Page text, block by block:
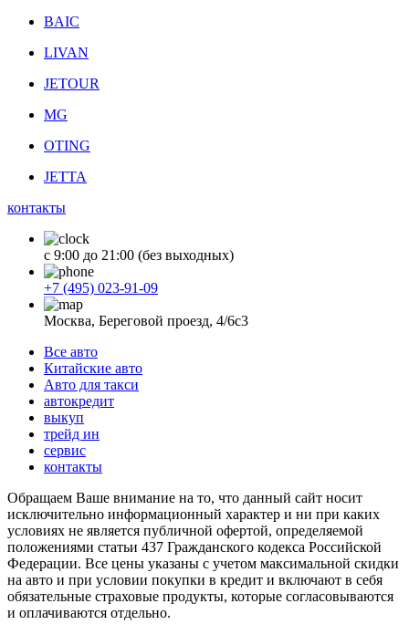
BAIC
LIVAN
JETOUR
MG
OTING
JETTA
контакты
с 9:00 до 21:00 (без выходных)
+7 (495) 023-91-09
Москва, Береговой проезд, 4/6с3
Все авто
Китайские авто
Авто для такси
автокредит
выкуп
трейд ин
сервис
контакты
Обращаем Ваше внимание на то, что данный сайт носит
исключительно информационный характер и ни при каких
условиях не является публичной офертой, определяемой
положениями статьи 437 Гражданского кодекса Российской
Федерации. Все цены указаны с учетом максимальной скидки
на авто и при условии покупки в кредит и включают в себя
обязательные страховые продукты, которые согласовываются
и оплачиваются отдельно.